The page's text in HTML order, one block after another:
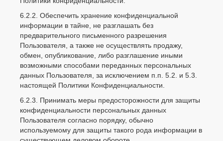
6.2.2. Обеспечить хранение конфиденциальной
информации в тайне, не разглашать без
предварительного письменного разрешения
Пользователя, а также не осуществлять продажу,
обмен, опубликование, либо разглашение иными
возможными способами переданных персональных
данных Пользователя, за исключением п.п. 5.2. и 5.3.
настоящей Политики Конфиденциальности.
6.2.3. Принимать меры предосторожности для защиты
конфиденциальности персональных данных
Пользователя согласно порядку, обычно
используемому для защиты такого рода информации в